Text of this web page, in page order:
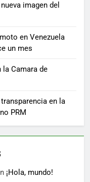
imagen del
en Venezuela
un mes
Camara de
en la
PRM
¡Hola, mundo!